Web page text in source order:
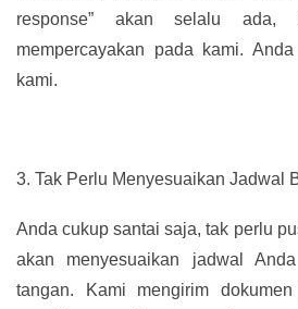
response” akan selalu ada,
mempercayakan pada kami.
kami.
3. Tak Perlu Menyesuaikan Jadwal
Anda cukup santai saja, tak perlu
akan menyesuaikan jadwal
tangan. Kami mengirim